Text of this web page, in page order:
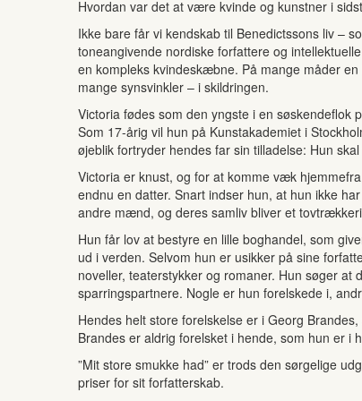
Hvordan var det at være kvinde og kunstner i
Ikke bare får vi kendskab til Benedictssons liv –
toneangivende nordiske forfattere og
en kompleks kvindeskæbne. På mange måder
mange synsvinkler – i skildringen.
Victoria fødes som den yngste i en
Som 17-årig vil hun på Kunstakademiet i
øjeblik fortryder hendes far sin tilladelse: Hun
Victoria er knust, og for at komme væk
endnu en datter. Snart indser hun, at hun ikke
andre mænd, og deres samliv bliver et
Hun får lov at bestyre en lille boghandel, som
ud i verden. Selvom hun er usikker på sine
noveller, teaterstykker og romaner. Hun søger
sparringspartnere. Nogle er hun forelskede i,
Hendes helt store forelskelse er i Georg
Brandes er aldrig forelsket i hende, som hun er i
”Mit store smukke had” er trods den sørgelige
priser for sit forfatterskab.